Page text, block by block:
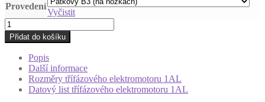
Provedení
Vyčistit
Třífázový
elektromotor
1,5kW
Liberec
(1AL-
400V-
1400ot./min.)
množství
Přidat do košíku
Popis
Další informace
Rozměry třífázového elektromotoru 1AL
Datový list třífázového elektromotoru 1AL